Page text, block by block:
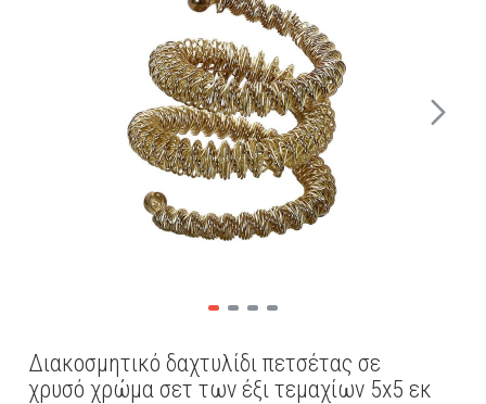
Διακοσμητικό δαχτυλίδι πετσέτας σε
χρυσό χρώμα σετ των έξι τεμαχίων 5x5 εκ